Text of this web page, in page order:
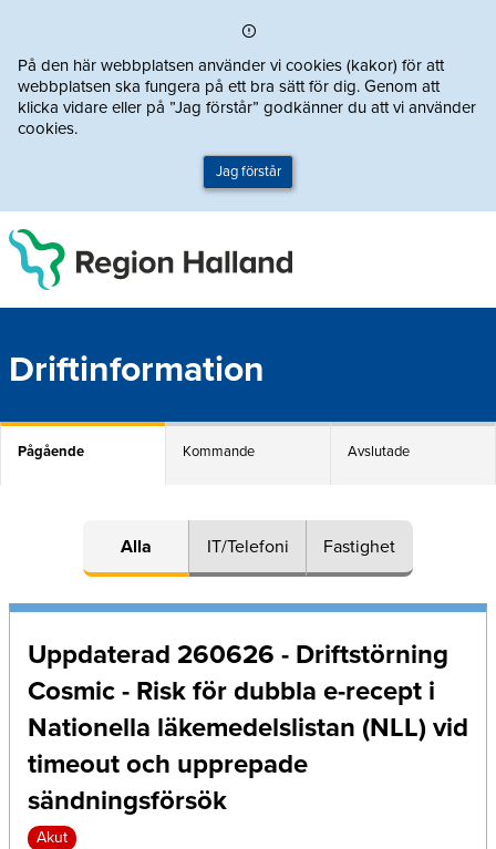
På den här webbplatsen använder vi cookies (kakor) för att
webbplatsen ska fungera på ett bra sätt för dig. Genom att
klicka vidare eller på ”Jag förstår” godkänner du att vi använder
cookies.
Jag förstår
Driftinformation
Pågående Kommande Avslutade
Alla IT/Telefoni Fastighet
Uppdaterad 260626 - Driftstörning
Cosmic - Risk för dubbla e-recept i
Nationella läkemedelslistan (NLL) vid
timeout och upprepade
sändningsförsök
Akut